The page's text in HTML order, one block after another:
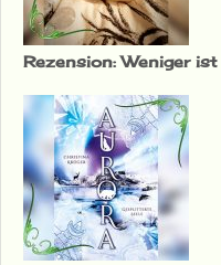
Rezension: Weniger